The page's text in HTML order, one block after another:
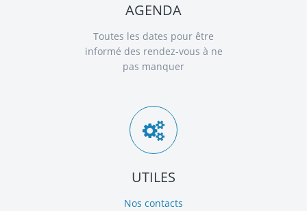
AGENDA
Toutes les dates pour être
informé des rendez-vous à ne
pas manquer
UTILES
Nos contacts